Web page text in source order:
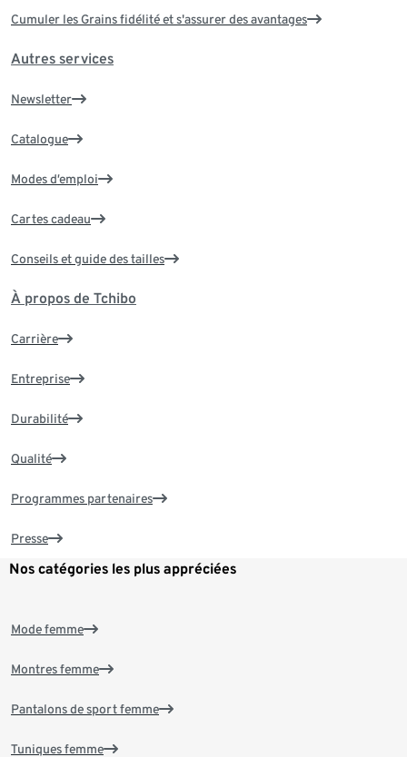
Cumuler les Grains fidélité et s'assurer des avantages
Autres services
Newsletter
Catalogue
Modes d’emploi
Cartes cadeau
Conseils et guide des tailles
À propos de Tchibo
Carrière
Entreprise
Durabilité
Qualité
Programmes partenaires
Presse
Nos catégories les plus appréciées
Mode femme
Montres femme
Pantalons de sport femme
Tuniques femme